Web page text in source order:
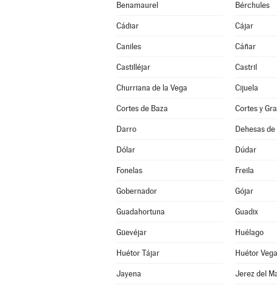
Benamaurel Bérchules
Cádiar Cájar
Caniles Cáñar
Castilléjar Castril
Churriana de la Vega Cijuela
Cortes de Baza Cortes y
Darro Dehesas de
Dólar Dúdar
Fonelas Freila
Gobernador Gójar
Guadahortuna Guadix
Güevéjar Huélago
Huétor Tájar Huétor Vega
Jayena Jerez del